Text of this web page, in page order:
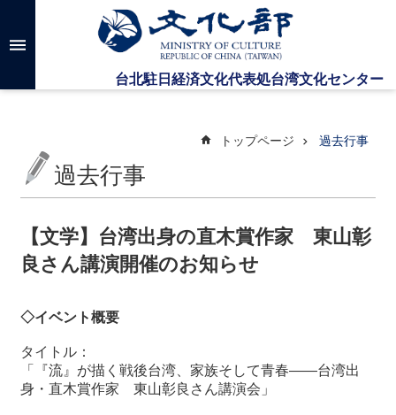
メインのコンテンツブロックにジャンプします
高
検
台
セ
ー
つ
て
トップページ 過去行事
過去行事
【文学】台湾出身の直木賞作家 東山彰
良さん講演開催のお知らせ
◇イベント概要
タイトル：
「『流』が描く戦後台湾、家族そして青春――台湾出
身・直木賞作家 東山彰良さん講演会」